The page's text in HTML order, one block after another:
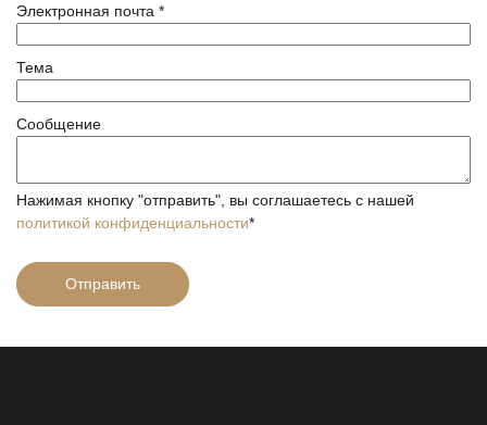
Электронная почта *
Тема
Сообщение
Нажимая кнопку "отправить", вы соглашаетесь с нашей
политикой конфиденциальности*
Отправить